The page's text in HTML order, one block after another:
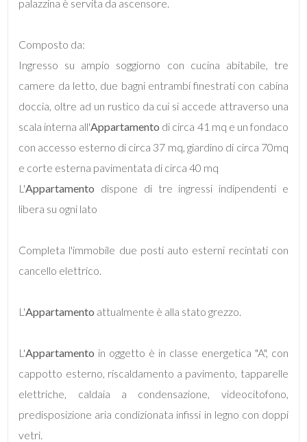
palazzina è servita da ascensore.
Composto da:
Ingresso su ampio soggiorno con cucina abitabile, tre
camere da letto, due bagni entrambi finestrati con cabina
doccia, oltre ad un rustico da cui si accede attraverso una
scala interna all'Appartamento di circa 41 mq e un fondaco
con accesso esterno di circa 37 mq, giardino di circa 70mq
e corte esterna pavimentata di circa 40 mq
L'Appartamento dispone di tre ingressi indipendenti e
libera su ogni lato
Completa l'immobile due posti auto esterni recintati con
cancello elettrico.
L'Appartamento attualmente è alla stato grezzo.
L'Appartamento in oggetto è in classe energetica "A", con
cappotto esterno, riscaldamento a pavimento, tapparelle
elettriche, caldaia a condensazione, videocitofono,
predisposizione aria condizionata infissi in legno con doppi
vetri.
Locali
minimi
Qualsiasi
2
4
5
5+
Bagni
minimi